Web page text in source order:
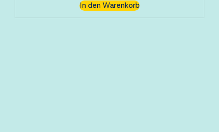
In den Warenkorb